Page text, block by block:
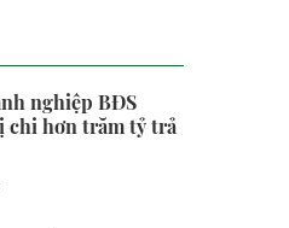
nghiệp BĐS
chi hơn trăm tỷ trả